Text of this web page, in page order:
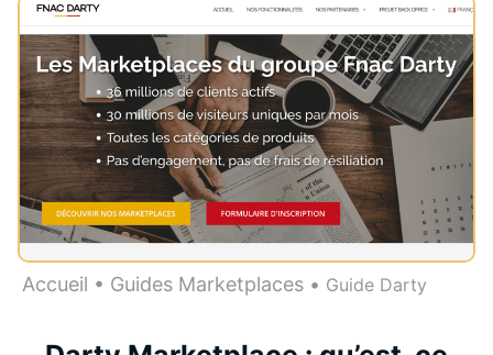
Accueil • Guides Marketplaces • Guide Darty